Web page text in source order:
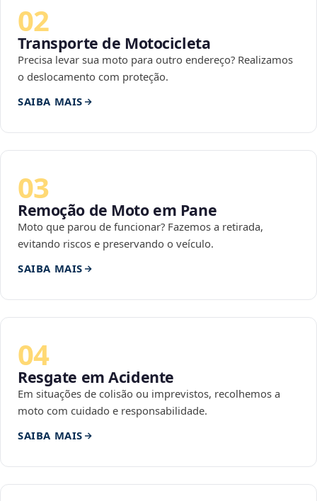
02
Transporte de Motocicleta
Precisa levar sua moto para outro endereço? Realizamos
o deslocamento com proteção.
SAIBA MAIS
03
Remoção de Moto em Pane
Moto que parou de funcionar? Fazemos a retirada,
evitando riscos e preservando o veículo.
SAIBA MAIS
04
Resgate em Acidente
Em situações de colisão ou imprevistos, recolhemos a
moto com cuidado e responsabilidade.
SAIBA MAIS